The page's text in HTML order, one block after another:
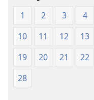
1 2 3 4
10
11 12 13
19
20 21 22
28